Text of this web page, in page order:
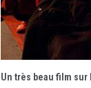
Un très beau film sur